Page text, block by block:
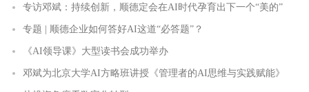
专访邓斌：持续创新，顺德定会在AI时代孕育出下一个“美的”
专题 | 顺德企业如何答好AI这道“必答题”？
《AI领导课》大型读书会成功举办
邓斌为北京大学AI方略班讲授《管理者的AI思维与实践赋能》